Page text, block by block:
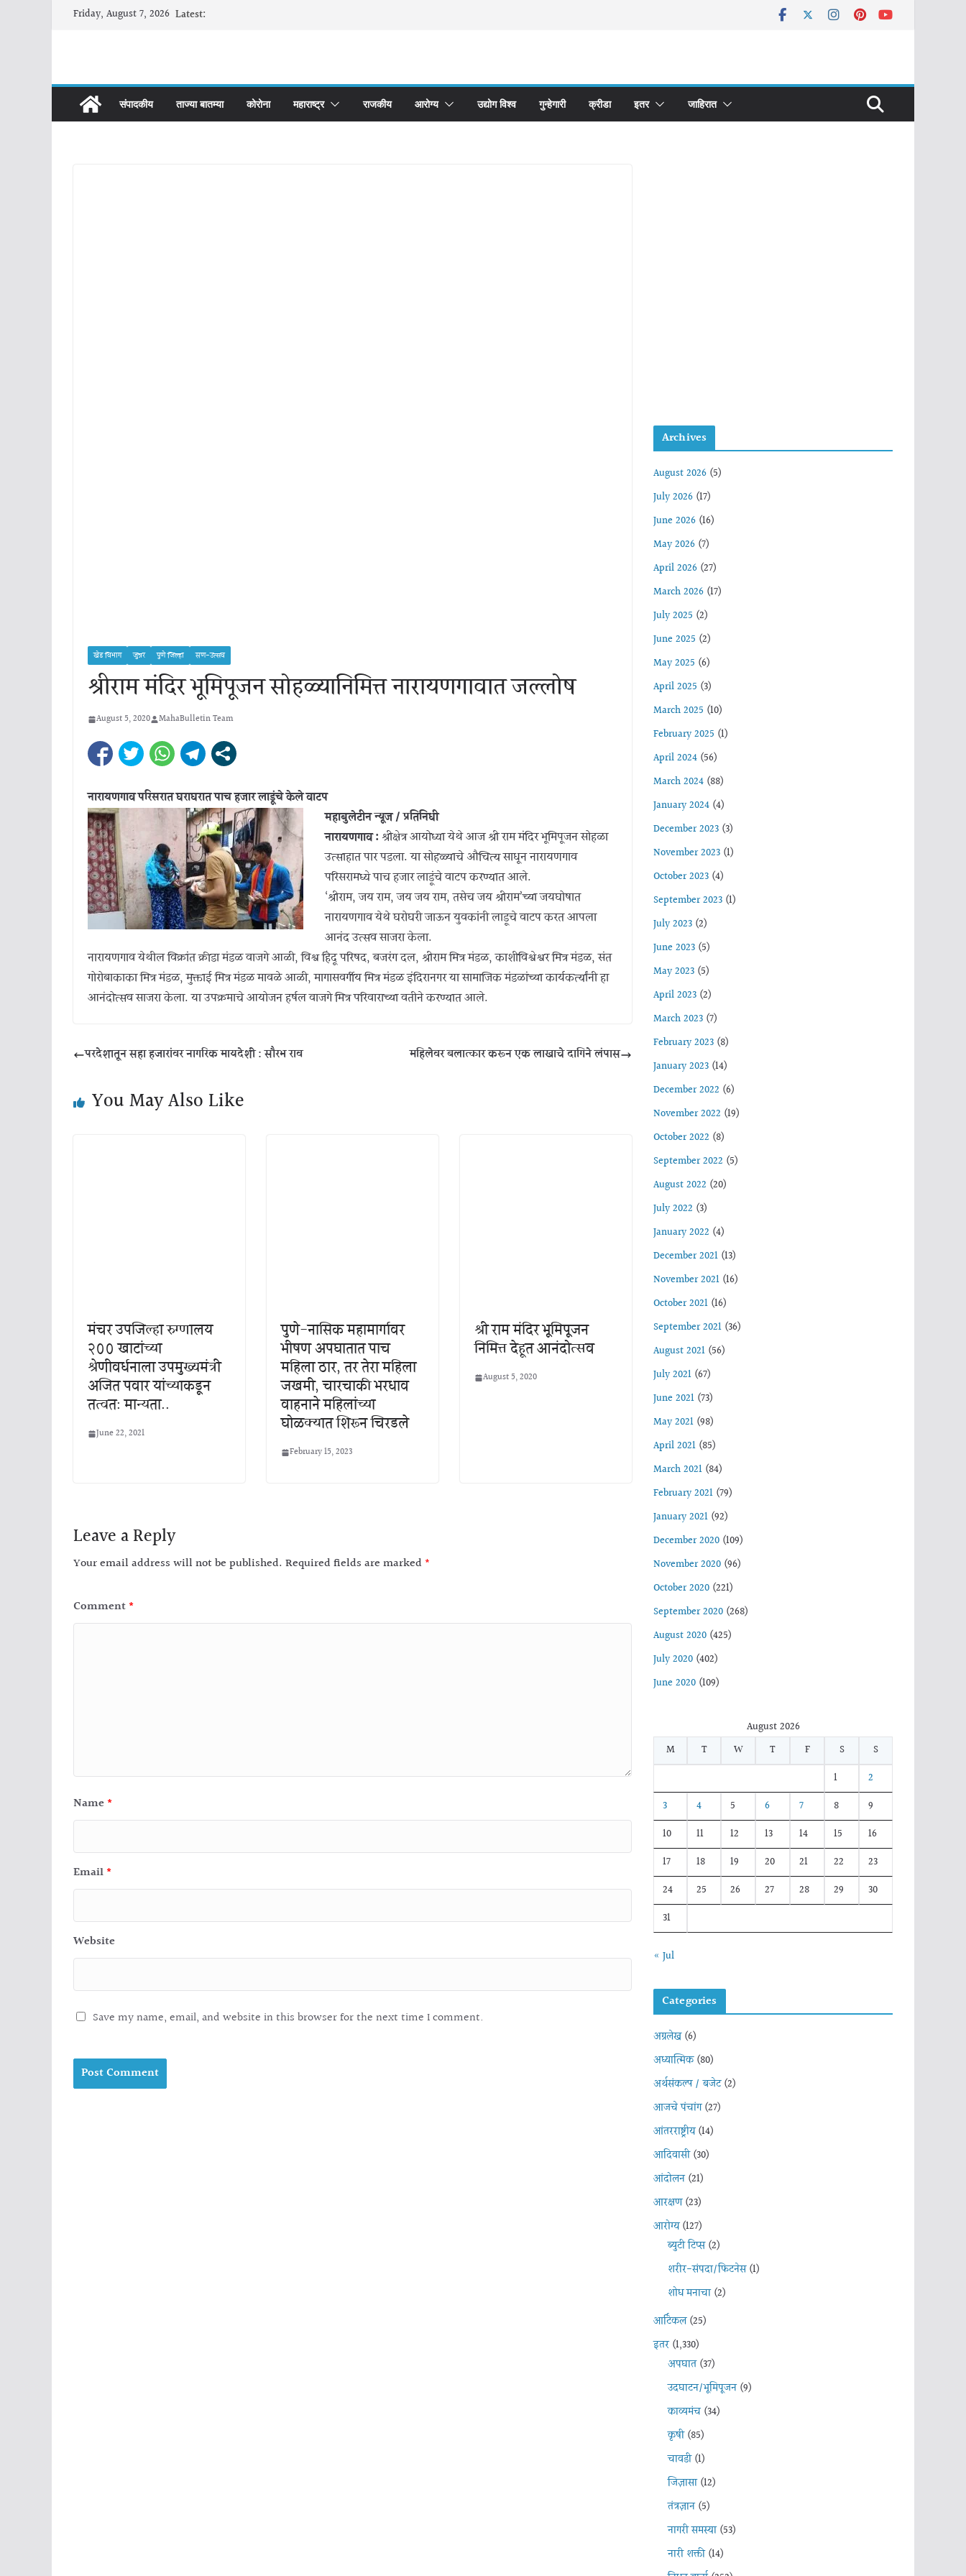
Friday, August 7, 2026 Latest:
संपादकीय ताज्या बातम्या कोरोना महाराष्ट्र राजकीय आरोग्य उद्योग विश्व गुन्हेगारी क्रीडा इतर जाहिरात
खेड विभाग जुन्नर पुणे जिल्हा सण-उत्सव
श्रीराम मंदिर भूमिपूजन सोहळ्यानिमित्त नारायणगावात जल्लोष
August 5, 2020 MahaBulletin Team
नारायणगाव परिसरात घराघरात पाच हजार लाडूंचे केले वाटप
महाबुलेटीन न्यूज / प्रतिनिधी
नारायणगाव : श्रीक्षेत्र आयोध्या येथे आज श्री राम मंदिर भूमिपूजन सोहळा
उत्साहात पार पडला. या सोहळ्याचे औचित्य साधून नारायणगाव
परिसरामध्ये पाच हजार लाडूंचे वाटप करण्यात आले.
‘श्रीराम, जय राम, जय जय राम, तसेच जय श्रीराम’च्या जयघोषात
नारायणगाव येथे घरोघरी जाऊन युवकांनी लाडूचे वाटप करत आपला
आनंद उत्सव साजरा केला.
नारायणगाव येथील विक्रांत क्रीडा मंडळ वाजगे आळी, विश्व हिंदू परिषद, बजरंग दल, श्रीराम मित्र मंडळ, काशीविश्वेश्वर मित्र मंडळ, संत
गोरोबाकाका मित्र मंडळ, मुक्ताई मित्र मंडळ मावळे आळी, मागासवर्गीय मित्र मंडळ इंदिरानगर या सामाजिक मंडळांच्या कार्यकर्त्यांनी हा
आनंदोत्सव साजरा केला. या उपक्रमाचे आयोजन हर्षल वाजगे मित्र परिवाराच्या वतीने करण्यात आले.
परदेशातून सहा हजारांवर नागरिक मायदेशी : सौरभ राव महिलेवर बलात्कार करून एक लाखाचे दागिने लंपास
You May Also Like
मंचर उपजिल्हा रुग्णालय
२०० खाटांच्या
श्रेणीवर्धनाला उपमुख्यमंत्री
अजित पवार यांच्याकडून
तत्वत: मान्यता..
June 22, 2021
पुणे-नासिक महामार्गावर
भीषण अपघातात पाच
महिला ठार, तर तेरा महिला
जखमी, चारचाकी भरधाव
वाहनाने महिलांच्या
घोळक्यात शिरून चिरडले
February 15, 2023
श्री राम मंदिर भूमिपूजन
निमित्त देहूत आनंदोत्सव
August 5, 2020
Leave a Reply
Your email address will not be published. Required fields are marked *
Comment *
Name *
Email *
Website
Save my name, email, and website in this browser for the next time I comment.
Archives
August 2026 (5)
July 2026 (17)
June 2026 (16)
May 2026 (7)
April 2026 (27)
March 2026 (17)
July 2025 (2)
June 2025 (2)
May 2025 (6)
April 2025 (3)
March 2025 (10)
February 2025 (1)
April 2024 (56)
March 2024 (88)
January 2024 (4)
December 2023 (3)
November 2023 (1)
October 2023 (4)
September 2023 (1)
July 2023 (2)
June 2023 (5)
May 2023 (5)
April 2023 (2)
March 2023 (7)
February 2023 (8)
January 2023 (14)
December 2022 (6)
November 2022 (19)
October 2022 (8)
September 2022 (5)
August 2022 (20)
July 2022 (3)
January 2022 (4)
December 2021 (13)
November 2021 (16)
October 2021 (16)
September 2021 (36)
August 2021 (56)
July 2021 (67)
June 2021 (73)
May 2021 (98)
April 2021 (85)
March 2021 (84)
February 2021 (79)
January 2021 (92)
December 2020 (109)
November 2020 (96)
October 2020 (221)
September 2020 (268)
August 2020 (425)
July 2020 (402)
June 2020 (109)
August 2026
M
T W T F S
S
1
2
3
4 5 6 7 8
9
10
11 12 13 14 15
16
17
18 19 20 21 22
23
24
25 26 27 28 29
30
31
« Jul
Categories
अग्रलेख(6)
अध्यात्मिक(80)
अर्थसंकल्प / बजेट(2)
आजचे पंचांग(27)
आंतरराष्ट्रीय(14)
आदिवासी(30)
आंदोलन(21)
आरक्षण(23)
आरोग्य(127)
ब्युटी टिप्स(2)
शरीर-संपदा/फिटनेस(1)
शोध मनाचा(2)
आर्टिकल(25)
इतर(1,330)
अपघात(37)
उदघाटन/भूमिपूजन(9)
काव्यमंच(34)
कृषी(85)
चावडी(1)
जिज्ञासा(12)
तंत्रज्ञान(5)
नागरी समस्या(53)
नारी शक्ती(14)